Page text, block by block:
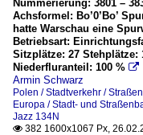
Nummerierung: 3801 –
Achsformel: Bo’0’Bo’
hatte Warschau eine
Betriebsart:
Sitzplätze: 27 Stehplätze:
Niederfluranteil: 100 % 
Armin Schwarz
Polen / Stadtverkehr /
Europa / Stadt- und
Jazz 134N
 382 1600x1067 Px,